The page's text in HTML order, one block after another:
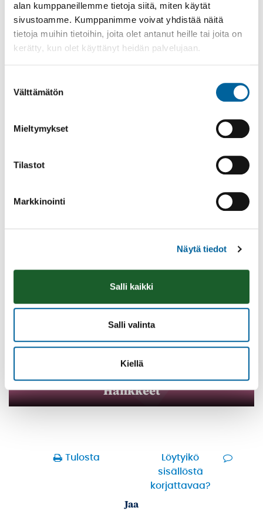
alan kumppaneillemme tietoja siitä, miten käytät
sivustoamme. Kumppanimme voivat yhdistää näitä
tietoja muihin tietoihin, joita olet antanut heille tai joita on
kerätty, kun olet käyttänyt heidän palvelujaan.
valinta
Välttämätön
Mieltymykset
Tilastot
Markkinointi
Näytä tiedot
Salli kaikki
Salli valinta
Kiellä
Asiointipiste
Hankkeet
Tulosta
Löytyikö
sisällöstä
korjattavaa?
Jaa